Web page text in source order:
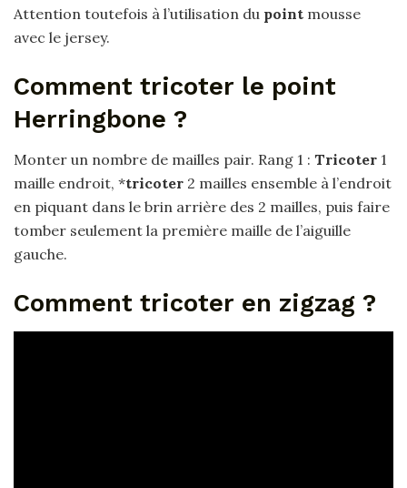
Attention toutefois à l’utilisation du point mousse
avec le jersey.
Comment tricoter le point
Herringbone ?
Monter un nombre de mailles pair. Rang 1 : Tricoter 1
maille endroit, *tricoter 2 mailles ensemble à l’endroit
en piquant dans le brin arrière des 2 mailles, puis faire
tomber seulement la première maille de l’aiguille
gauche.
Comment tricoter en zigzag ?